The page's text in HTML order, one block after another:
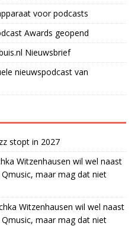
voor podcasts
Awards geopend
Nieuwsbrief
nieuwspodcast van
stopt in 2027
Witzenhausen wil wel naast
maar mag dat niet
Witzenhausen wil wel naast
maar mag dat niet